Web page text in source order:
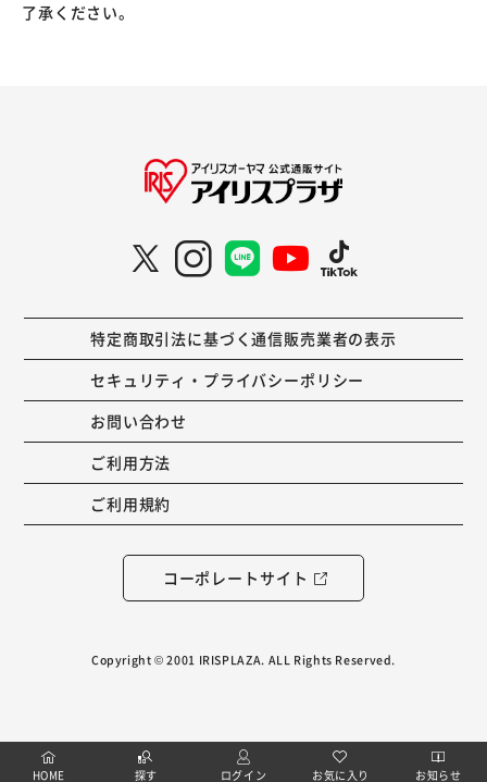
了承ください。
特定商取引法に基づく通信販売業者の表示
セキュリティ・プライバシーポリシー
お問い合わせ
ご利用方法
ご利用規約
コーポレートサイト
Copyright © 2001 IRISPLAZA. ALL Rights Reserved.
HOME 探す ログイン お気に入り お知らせ